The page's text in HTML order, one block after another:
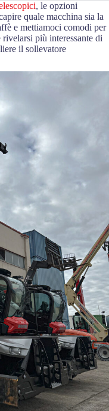
, le opzioni
quale macchina sia la
e mettiamoci comodi per
più interessante di
il sollevatore